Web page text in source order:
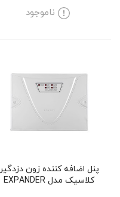
ناموجود
پنل اضافه کننده زون دزدگیر
کلاسیک مدل EXPANDER